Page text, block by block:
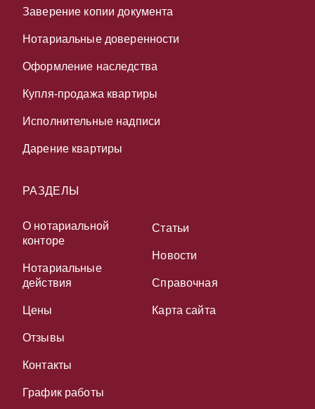
Заверение копии документа
Нотариальные доверенности
Оформление наследства
Купля-продажа квартиры
Исполнительные надписи
Дарение квартиры
РАЗДЕЛЫ
О нотариальной
конторе
Нотариальные
действия
Цены
Отзывы
Контакты
График работы
Статьи
Новости
Справочная
Карта сайта